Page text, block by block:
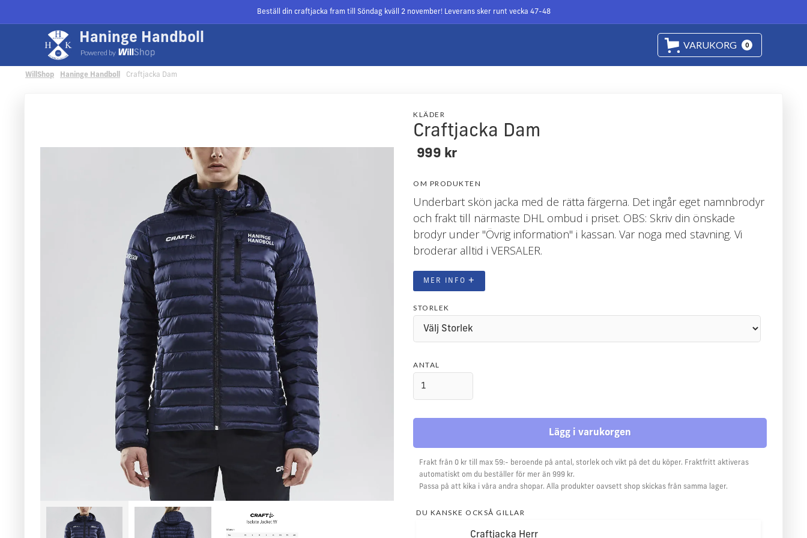
Beställ din craftjacka fram till Söndag kväll 2 november! Leverans sker runt vecka 47-48
Haninge Handboll
Powered by
VARUKORG 0
WillShop Haninge Handboll Craftjacka Dam
Beställningsperiod till 2 Nov
KLÄDER
Craftjacka Dam
999 kr
OM PRODUKTEN
Underbart skön jacka med de rätta färgerna. Det ingår eget namnbrodyr
och frakt till närmaste DHL ombud i priset. OBS: Skriv din önskade
brodyr under "Övrig information" i kassan. Var noga med stavning. Vi
broderar alltid i VERSALER.
MER INFO +
STORLEK
ANTAL
Frakt från 0 kr till max 59:- beroende på antal, storlek och vikt på det du köper. Fraktfritt aktiveras
automatiskt om du beställer för mer än 999 kr.
Passa på att kika i våra andra shopar. Alla produkter oavsett shop skickas från samma lager.
DU KANSKE OCKSÅ GILLAR
Craftjacka Herr